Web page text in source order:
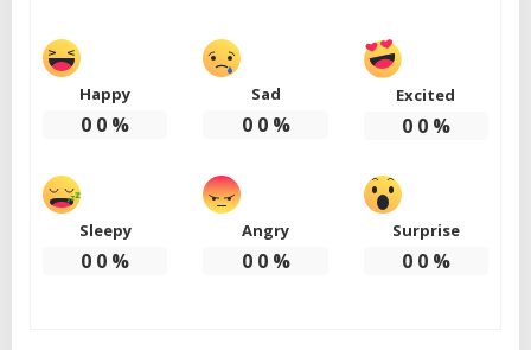
Happy
0 0 %
Sad
0 0%
Excited
0 0%
Sleepy
0 0 %
Angry
0 0%
Surprise
0 0%